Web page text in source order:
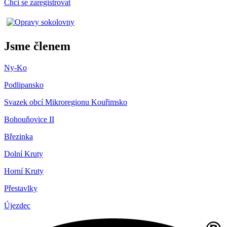
Chci se zaregistrovat
Jsme členem
Ny-Ko
Podlipansko
Svazek obcí Mikroregionu Kouřimsko
Bohouňovice II
Březinka
Dolní Kruty
Horní Kruty
Přestavlky
Újezdec